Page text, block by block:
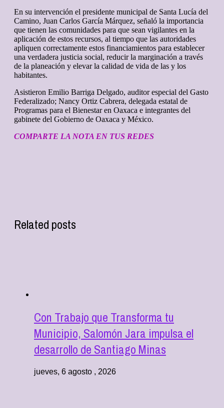
En su intervención el presidente municipal de Santa Lucía del
Camino, Juan Carlos García Márquez, señaló la importancia
que tienen las comunidades para que sean vigilantes en la
aplicación de estos recursos, al tiempo que las autoridades
apliquen correctamente estos financiamientos para establecer
una verdadera justicia social, reducir la marginación a través
de la planeación y elevar la calidad de vida de las y los
habitantes.
Asistieron Emilio Barriga Delgado, auditor especial del Gasto
Federalizado; Nancy Ortiz Cabrera, delegada estatal de
Programas para el Bienestar en Oaxaca e integrantes del
gabinete del Gobierno de Oaxaca y México.
COMPARTE LA NOTA EN TUS REDES
Related posts
Con Trabajo que Transforma tu
Municipio, Salomón Jara impulsa el
desarrollo de Santiago Minas
jueves, 6 agosto , 2026